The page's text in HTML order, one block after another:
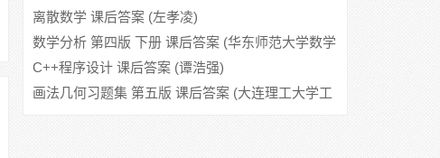
温)
离散数学 课后答案 (左孝凌)
数学分析 第四版 下册 课后答案 (华东师范大学数学
系)
C++程序设计 课后答案 (谭浩强)
画法几何习题集 第五版 课后答案 (大连理工大学工